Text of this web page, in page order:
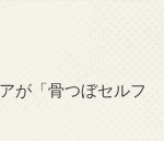
が「骨つぼセルフ